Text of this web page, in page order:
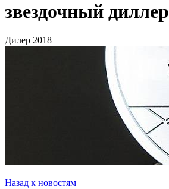
звездочный диллер
Дилер 2018
Назад к новостям